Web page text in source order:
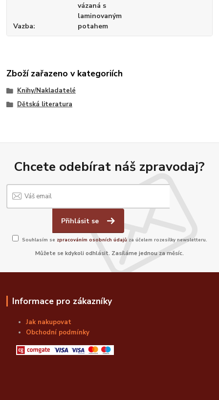
Vazba
vázaná s
laminovaným
potahem
Zboží zařazeno v kategoriích
Knihy/Nakladatelé
Dětská literatura
Chcete odebírat náš zpravodaj?
Přihlásit se
Souhlasím se zpracováním osobních údajů za účelem rozesílky newsletteru.
Můžete se kdykoli odhlásit. Zasíláme jednou za měsíc.
Informace pro zákazníky
Jak nakupovat
Obchodní podmínky